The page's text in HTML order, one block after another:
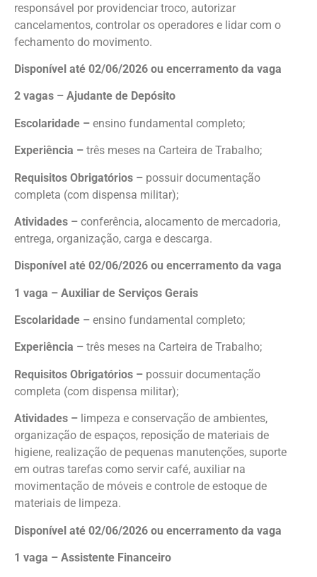
responsável por providenciar troco, autorizar
cancelamentos, controlar os operadores e lidar com o
fechamento do movimento.
Disponível até 02/06/2026 ou encerramento da vaga
2 vagas – Ajudante de Depósito
Escolaridade – ensino fundamental completo;
Experiência – três meses na Carteira de Trabalho;
Requisitos Obrigatórios – possuir documentação
completa (com dispensa militar);
Atividades – conferência, alocamento de mercadoria,
entrega, organização, carga e descarga.
Disponível até 02/06/2026 ou encerramento da vaga
1 vaga – Auxiliar de Serviços Gerais
Escolaridade – ensino fundamental completo;
Experiência – três meses na Carteira de Trabalho;
Requisitos Obrigatórios – possuir documentação
completa (com dispensa militar);
Atividades – limpeza e conservação de ambientes,
organização de espaços, reposição de materiais de
higiene, realização de pequenas manutenções, suporte
em outras tarefas como servir café, auxiliar na
movimentação de móveis e controle de estoque de
materiais de limpeza.
Disponível até 02/06/2026 ou encerramento da vaga
1 vaga – Assistente Financeiro